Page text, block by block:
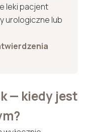
leki pacjent
urologiczne lub
— kiedy jest